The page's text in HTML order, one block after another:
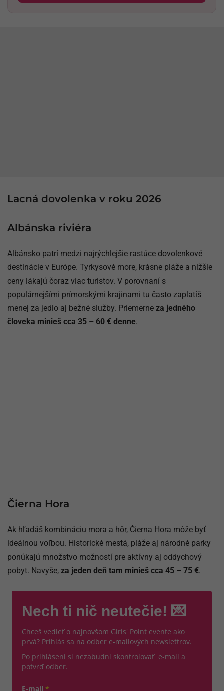
Lacná dovolenka v roku 2026
Albánska riviéra
Albánsko patrí medzi najrýchlejšie rastúce dovolenkové
destinácie v Európe. Tyrkysové more, krásne pláže a nižšie
ceny lákajú čoraz viac turistov. V porovnaní s
populárnejšími prímorskými krajinami tu často zaplatíš
menej za jedlo aj bežné služby. Priemerne za jedného
človeka minieš cca 35 – 60 € denne.
Čierna Hora
Ak hľadáš kombináciu mora a hôr, Čierna Hora môže byť
ideálnou voľbou. Historické mestá, pláže aj národné parky
ponúkajú množstvo možností pre aktívny aj oddychový
pobyt. Navyše, za jeden deň tam minieš cca 45 – 75 €.
Nech ti nič neutečie! 💌
Chceš vedieť o najnovšom Girls' Point evente ako
prvá? Prihlás sa na odber e-mailových newslettrov.
Po prihlásení si nezabudni skontrolovať e-mail a
potvrď odber.
E-mail *